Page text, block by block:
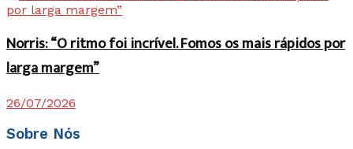
Norris: “O ritmo foi incrível. Fomos os mais rápidos por
larga margem”
26/07/2026
Sobre Nós